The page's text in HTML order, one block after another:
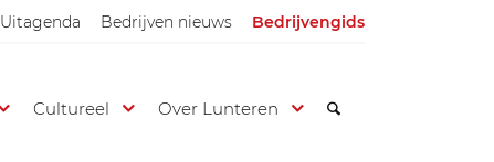
Uitagenda Bedrijven nieuws Bedrijvengids
Cultureel Over Lunteren